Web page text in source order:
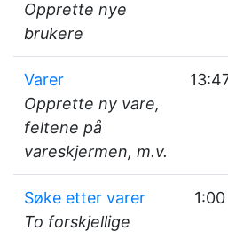
Opprette nye
brukere
Varer
Opprette ny vare,
feltene på
vareskjermen, m.v.
Søke etter varer
To forskjellige
1:00